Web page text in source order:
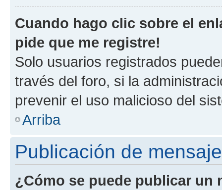
Cuando hago clic sobre el
pide que me registre!
Solo usuarios registrados
través del foro, si la
prevenir el uso malicioso del
Arriba
Publicación de
¿Cómo se puede publicar un